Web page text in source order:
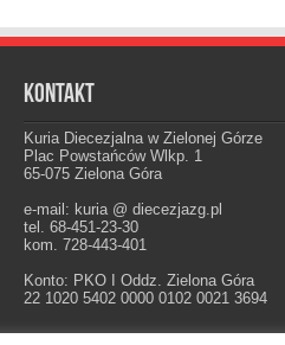
Kontakt
Kuria Diecezjalna w Zielonej Górze
Plac Powstańców Wlkp. 1
65-075 Zielona Góra
e-mail: kuria @ diecezjazg.pl
tel. 68-451-23-30
kom. 728-443-401
Konto: PKO I Oddz. Zielona Góra
22 1020 5402 0000 0102 0021 3694